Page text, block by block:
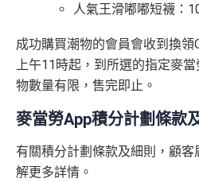
人氣王滑嘟嘟短襪：
成功購買潮物的會員會收到換領
上午11時起，到所選的指定麥
物數量有限，售完即止。
麥當勞App積分計劃條款
有關積分計劃條款及細則，顧客
解更多詳情。